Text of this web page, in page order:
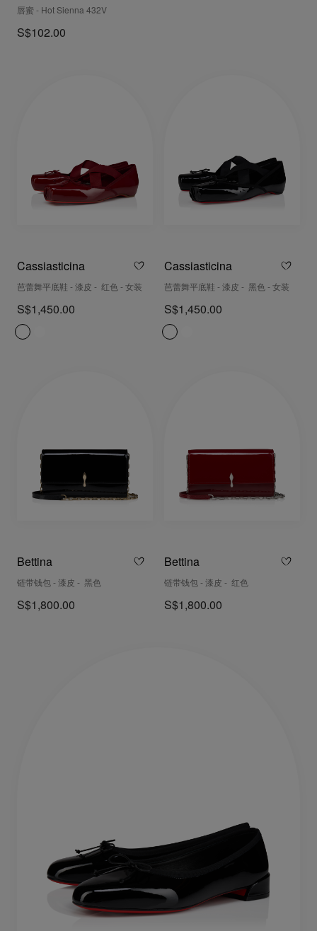
唇蜜 - Hot Sienna 432V
S$102.00
Cassiasticina
芭蕾舞平底鞋 - 漆皮 - 红色 - 女装
S$1,450.00
Cassiasticina
芭蕾舞平底鞋 - 漆皮 - 黑色 - 女装
S$1,450.00
Bettina
链带钱包 - 漆皮 - 黑色
S$1,800.00
Bettina
链带钱包 - 漆皮 - 红色
S$1,800.00